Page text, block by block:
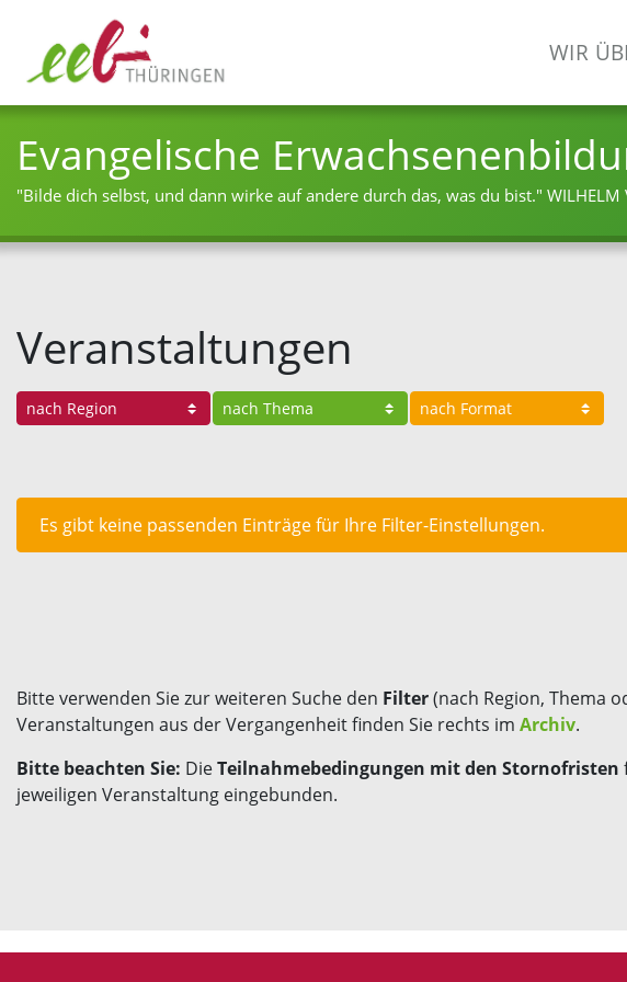
WIR
Evangelische
"Bilde dich selbst, und dann wirke auf andere durch das, was du bist." WILHELM
Veranstaltungen
Es gibt keine passenden Einträge für Ihre Filter-Einstellungen.
Bitte verwenden Sie zur weiteren Suche den Filter(nach Region, Thema
Veranstaltungen aus der Vergangenheit finden Sie rechts im Archiv.
Bitte beachten Sie: DieTeilnahmebedingungen mit den Stornofristen
jeweiligen Veranstaltung eingebunden.